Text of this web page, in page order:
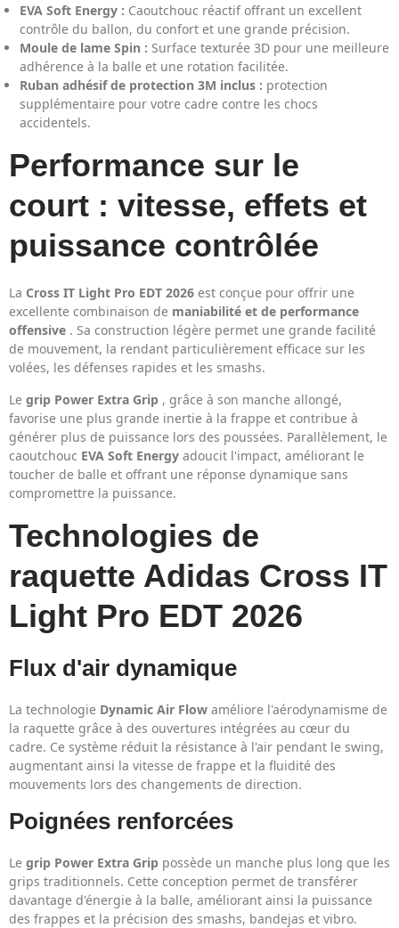
EVA Soft Energy : Caoutchouc réactif offrant un excellent
contrôle du ballon, du confort et une grande précision.
Moule de lame Spin : Surface texturée 3D pour une meilleure
adhérence à la balle et une rotation facilitée.
Ruban adhésif de protection 3M inclus : protection
supplémentaire pour votre cadre contre les chocs
accidentels.
Performance sur le
court : vitesse, effets et
puissance contrôlée
La Cross IT Light Pro EDT 2026 est conçue pour offrir une
excellente combinaison de maniabilité et de performance
offensive . Sa construction légère permet une grande facilité
de mouvement, la rendant particulièrement efficace sur les
volées, les défenses rapides et les smashs.
Le grip Power Extra Grip , grâce à son manche allongé,
favorise une plus grande inertie à la frappe et contribue à
générer plus de puissance lors des poussées. Parallèlement, le
caoutchouc EVA Soft Energy adoucit l'impact, améliorant le
toucher de balle et offrant une réponse dynamique sans
compromettre la puissance.
Technologies de
raquette Adidas Cross IT
Light Pro EDT 2026
Flux d'air dynamique
La technologie Dynamic Air Flow améliore l'aérodynamisme de
la raquette grâce à des ouvertures intégrées au cœur du
cadre. Ce système réduit la résistance à l'air pendant le swing,
augmentant ainsi la vitesse de frappe et la fluidité des
mouvements lors des changements de direction.
Poignées renforcées
Le grip Power Extra Grip possède un manche plus long que les
grips traditionnels. Cette conception permet de transférer
davantage d'énergie à la balle, améliorant ainsi la puissance
des frappes et la précision des smashs, bandejas et vibro.